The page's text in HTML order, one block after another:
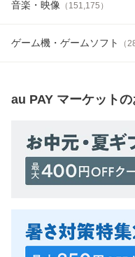
音楽・映像 （ 151,175 ）
ゲーム機・ゲームソフト （
au PAY マーケットの